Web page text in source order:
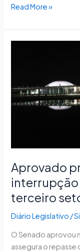
Read More »
Aprovado
interrupção
terceiro
Diário Legislativo /
O Senado aprovou
assegura o
interrupção
de
na
pandemia